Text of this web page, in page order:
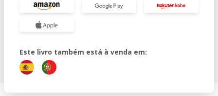
Este livro também está à venda em: